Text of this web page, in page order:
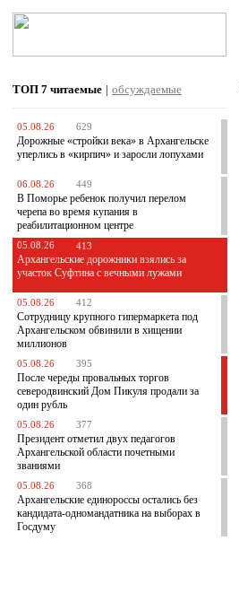
ТОП 7 читаемые | обсуждаемые
05.08.26 629
Дорожные «стройки века» в Архангельске
уперлись в «кирпич» и заросли лопухами
06.08.26 449
В Поморье ребенок получил перелом
черепа во время купания в
реабилитационном центре
05.08.26 413
Архангельские дорожники взялись за
участок Суфтина с вечными лужами
05.08.26 412
Сотрудницу крупного гипермаркета под
Архангельском обвинили в хищении
миллионов
05.08.26 395
После череды провальных торгов
северодвинский Дом Пикуля продали за
один рубль
05.08.26 377
Президент отметил двух педагогов
Архангельской области почетными
званиями
05.08.26 368
Архангельские единороссы остались без
кандидата-одномандатника на выборах в
Госдуму